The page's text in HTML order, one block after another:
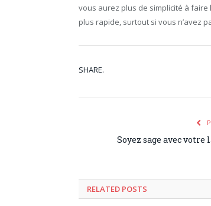
vous aurez plus de simplicité à faire
plus rapide, surtout si vous n’avez
SHARE.
Soyez sage avec
RELATED POSTS